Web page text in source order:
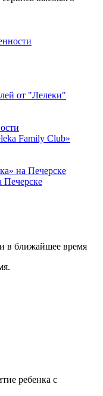
от "Лелеки"
Family Club»
на Печерске
Печерске
в ближайшее время
ребенка с